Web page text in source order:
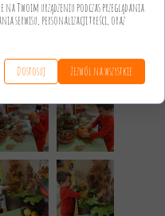
na Twoim urządzeniu podczas przeglądania
serwisu, personalizacji treści, oraz
Dostosuj Zezwól na wszystkie